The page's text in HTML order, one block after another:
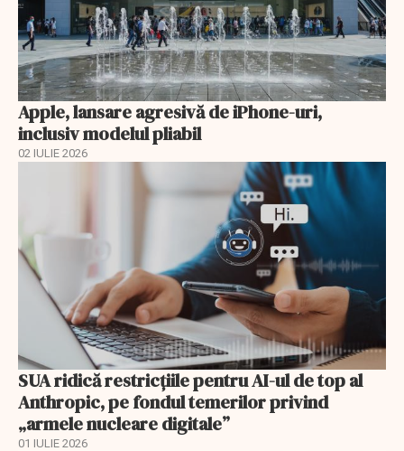
Apple, lansare agresivă de iPhone-uri,
inclusiv modelul pliabil
02 IULIE 2026
SUA ridică restricțiile pentru AI-ul de top al
Anthropic, pe fondul temerilor privind
„armele nucleare digitale”
01 IULIE 2026